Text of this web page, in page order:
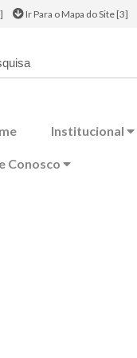
Ir Para o Mapa do Site [3]
Institucional
Conosco